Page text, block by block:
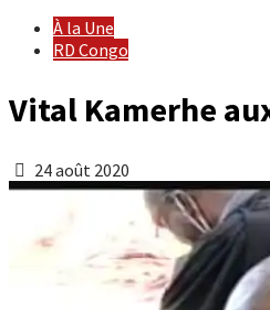
À la Une
RD Congo
Vital Kamerhe
24 août 2020